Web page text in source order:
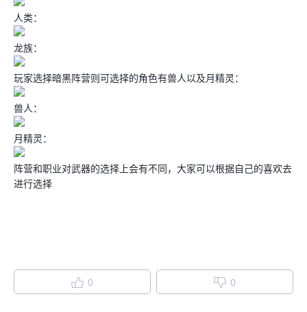
人类：
龙族：
玩家选择暗黑阵营则可选择的角色有兽人以及月精灵：
兽人：
月精灵：
阵营和职业对武器的选择上会有不同，大家可以根据自己的喜欢去
进行选择
0 0